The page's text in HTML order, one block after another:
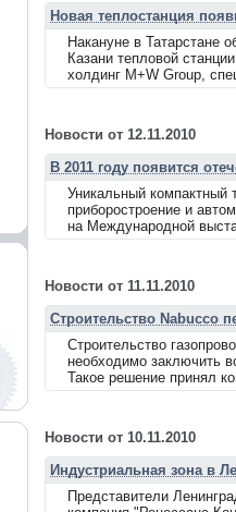
Новая теплостанция
Накануне в Татарстане
Казани тепловой
холдинг M+W Group,
Новости от 12.11.2010
В 2011 году появится
Уникальный компактный
приборостроение и
на Международной
Новости от 11.11.2010
Строительство Nabucco
Строительство
необходимо заключить
Такое решение принял
Новости от 10.11.2010
Индустриальная зона в
Представители